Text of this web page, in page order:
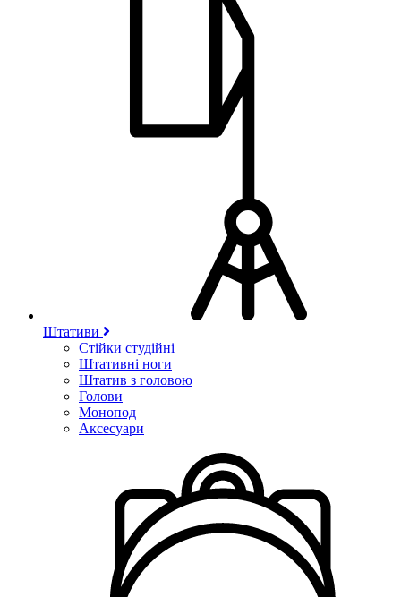
Штативи
Стійки студійні
Штативні ноги
Штатив з головою
Голови
Монопод
Аксесуари